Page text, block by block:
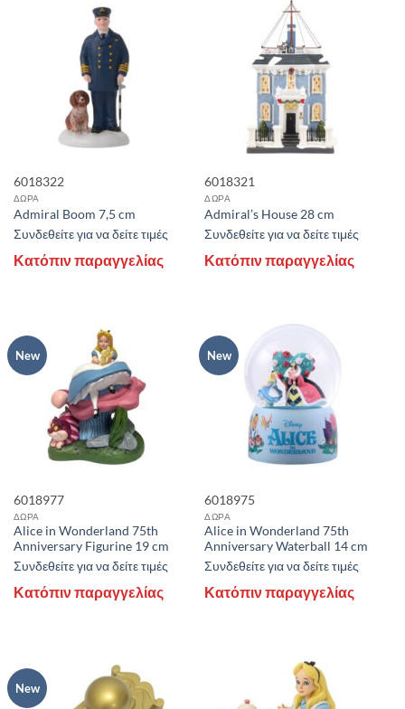
6018322
ΔΩΡΑ
Admiral Boom 7,5 cm
Συνδεθείτε για να δείτε τιμές
Κατόπιν παραγγελίας
6018321
ΔΩΡΑ
Admiral’s House 28 cm
Συνδεθείτε για να δείτε τιμές
Κατόπιν παραγγελίας
New
6018977
ΔΩΡΑ
Alice in Wonderland 75th
Anniversary Figurine 19 cm
Συνδεθείτε για να δείτε τιμές
Κατόπιν παραγγελίας
New
6018975
ΔΩΡΑ
Alice in Wonderland 75th
Anniversary Waterball 14 cm
Συνδεθείτε για να δείτε τιμές
Κατόπιν παραγγελίας
New